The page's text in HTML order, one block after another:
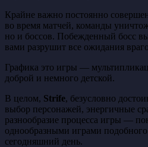
Крайне важно постоянно
во время матчей, команды
но и боссов. Побежденный босс
вами разрушит все ожидания
Графика это игры —
доброй и немного детской.
В целом, Strife, безусловно
выбор персонажей, энергичные
разнообразие процесса игры —
однообразными играми
сегодняшний день.